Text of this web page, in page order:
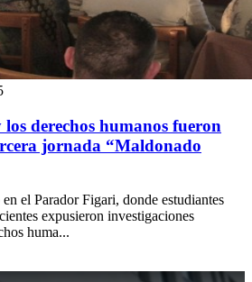
derechos humanos fueron
jornada “Maldonado
el Parador Figari, donde estudiantes
expusieron investigaciones
huma...